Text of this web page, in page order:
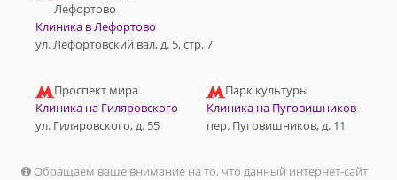
Лефортово
Клиника в Лефортово
ул. Лефортовский вал, д. 5, стр. 7
Проспект мира
Клиника на Гиляровского
ул. Гиляровского, д. 55
Парк культуры
Клиника на Пуговишников
пер. Пуговишников, д. 11
Обращаем ваше внимание на то, что данный интернет-сайт